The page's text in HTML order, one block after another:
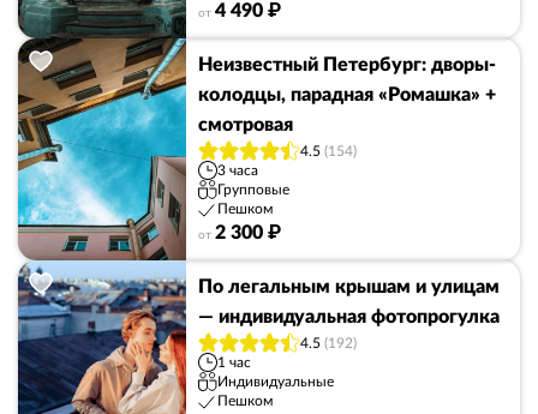
от 4 490 ₽
Неизвестный Петербург: дворы-
колодцы, парадная «Ромашка» +
смотровая
4.5 (154)
3 часа
Групповые
Пешком
от 2 300 ₽
По легальным крышам и улицам
— индивидуальная фотопрогулка
4.5 (192)
1 час
Индивидуальные
Пешком